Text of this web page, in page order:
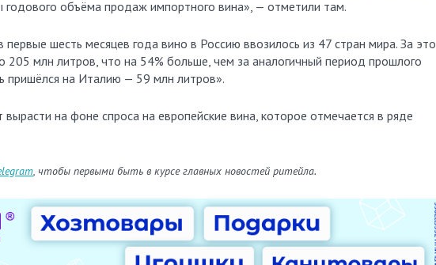
годового объёма продаж импортного вина», — отметили там.
первые шесть месяцев года вино в Россию ввозилось из 47 стран мира. За это
млн литров, что на 54% больше, чем за аналогичный период прошлого
пришёлся на Италию — 59 млн литров».
вырасти на фоне спроса на европейские вина, которое отмечается в ряде
, чтобы первыми быть в курсе главных новостей ритейла.